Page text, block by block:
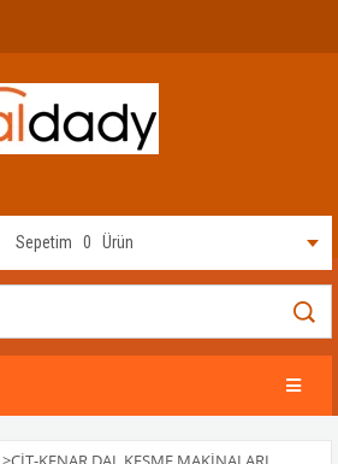
Sepetim 0 Ürün